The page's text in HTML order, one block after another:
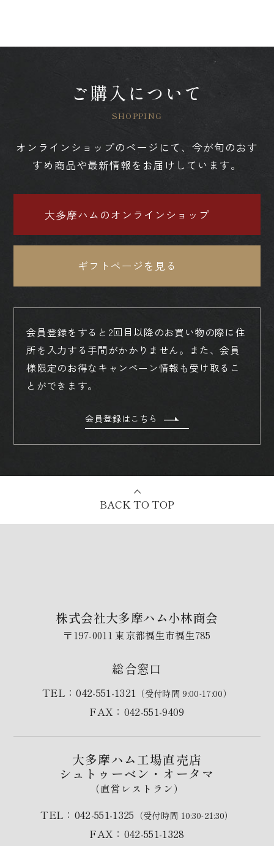
ご購入について
オンラインショップのページにて、今が旬のおす
すめ商品や最新情報をお届けしています。
大多摩ハムのオンラインショップ
ギフトページを見る
会員登録をすると2回目以降のお買い物の際に住
所を入力する手間がかかりません。
また、会員
様限定のお得なキャンペーン情報も受け取るこ
とができます。
会員登録はこちら
BACK TO TOP
株式会社大多摩ハム小林商会
〒197-0011 東京都福生市福生785
総合窓口
TEL：042-551-1321 （受付時間 9:00-17:00）
FAX：042-551-9409
大多摩ハム工場直売店
シュトゥーベン・オータマ
（直営レストラン）
TEL：042-551-1325 （受付時間 10:30-21:30）
FAX：042-551-1328